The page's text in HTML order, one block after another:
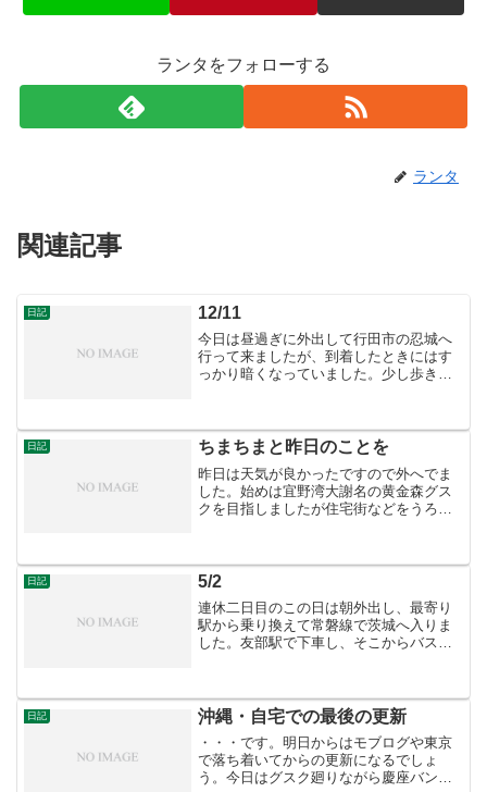
ランタをフォローする
ランタ
関連記事
日記 12/11
今日は昼過ぎに外出して行田市の忍城へ
行って来ましたが、到着したときにはす
っかり暗くなっていました。少し歩きま
的には散策しにくい季節で...
日記 ちまちまと昨日のことを
昨日は天気が良かったですので外へでま
した。始めは宜野湾大謝名の黄金森グス
クを目指しましたが住宅街などをうろつ
園です。いかにも休日の...
日記 5/2
連休二日目のこの日は朝外出し、最寄り
駅から乗り換えて常磐線で茨城へ入りま
した。友部駅で下車し、そこからバスに
ス停から1.5kmほど歩いて最初の目的地
へ到着しました。 ...
日記 沖縄・自宅での最後の更新
・・・です。明日からはモブログや東京
で落ち着いてからの更新になるでしょ
う。今日はグスク廻りながら慶座バンタ